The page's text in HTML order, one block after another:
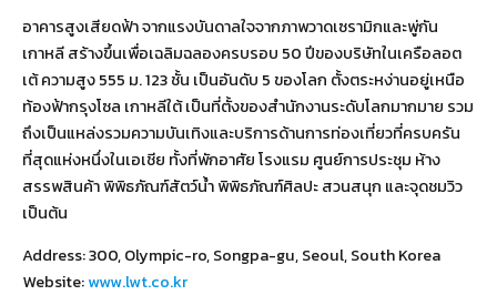
อาคารสูงเสียดฟ้า จากแรงบันดาลใจจากภาพวาดเซรามิกและพู่กัน
เกาหลี สร้างขึ้นเพื่อเฉลิมฉลองครบรอบ 50 ปีของบริษัทในเครือลอต
เต้ ความสูง 555 ม. 123 ชั้น เป็นอันดับ 5 ของโลก ตั้งตระหง่านอยู่เหนือ
ท้องฟ้ากรุงโซล เกาหลีใต้ เป็นที่ตั้งของสำนักงานระดับโลกมากมาย รวม
ถึงเป็นแหล่งรวมความบันเทิงและบริการด้านการท่องเที่ยวที่ครบครัน
ที่สุดแห่งหนึ่งในเอเชีย ทั้งที่พักอาศัย โรงแรม ศูนย์การประชุม ห้าง
สรรพสินค้า พิพิธภัณฑ์สัตว์น้ำ พิพิธภัณฑ์ศิลปะ สวนสนุก และจุดชมวิว
เป็นต้น
Address: 300, Olympic-ro, Songpa-gu, Seoul, South Korea
Website:www.lwt.co.kr